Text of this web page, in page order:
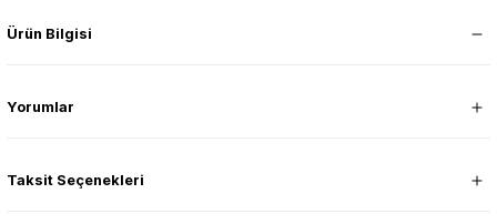
Ürün Bilgisi
Yorumlar
Taksit Seçenekleri